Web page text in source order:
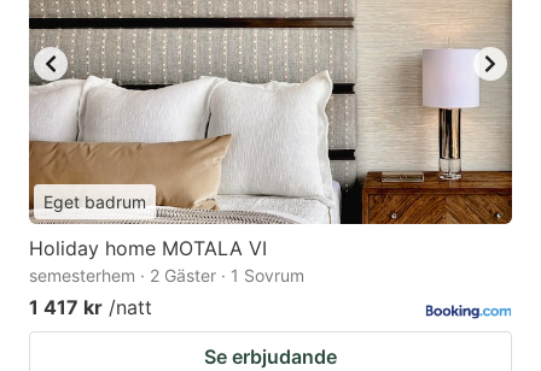
Eget badrum
Holiday home MOTALA VI
semesterhem · 2 Gäster · 1 Sovrum
1 417 kr /natt
Se erbjudande